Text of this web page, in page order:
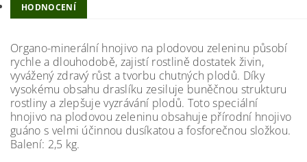
HODNOCENÍ
Organo-minerální hnojivo na plodovou zeleninu působí
rychle a dlouhodobě, zajistí rostlině dostatek živin,
vyvážený zdravý růst a tvorbu chutných plodů. Díky
vysokému obsahu draslíku zesiluje buněčnou strukturu
rostliny a zlepšuje vyzrávání plodů. Toto speciální
hnojivo na plodovou zeleninu obsahuje přírodní hnojivo
guáno s velmi účinnou dusíkatou a fosforečnou složkou.
Balení: 2,5 kg.